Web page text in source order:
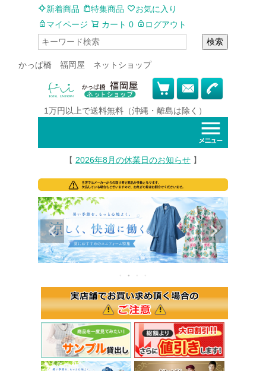
新着商品 特集商品
お気に入り
マイページ
カート 0
ログアウト
検索
かっぱ橋 福岡屋 ネットショップ
1万円以上で送料無料 （沖縄・離島は除く）
【 2026年8月の休業日のお知らせ 】